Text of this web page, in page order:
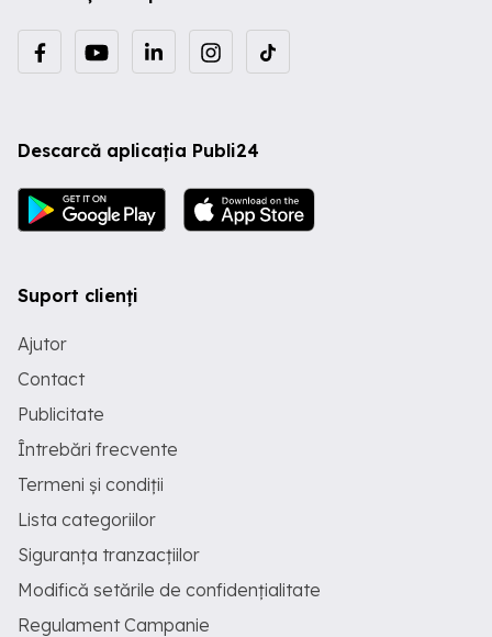
Descarcă aplicația Publi24
Suport clienți
Ajutor
Contact
Publicitate
Întrebări frecvente
Termeni și condiții
Lista categoriilor
Siguranța tranzacțiilor
Modifică setările de confidențialitate
Regulament Campanie